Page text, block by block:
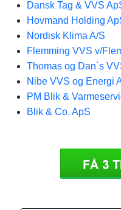
Dansk Tag & VVS
Hovmand Holding
Nordisk Klima A/S
Flemming VVS v/
Thomas og Dan´s
Nibe VVS og Energi
PM Blik &
Blik & Co. ApS